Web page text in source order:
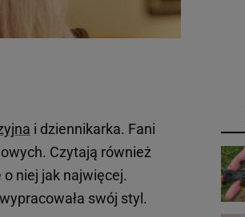
i dziennikarka. Fani
Czytają również
niej jak najwięcej.
swój styl.